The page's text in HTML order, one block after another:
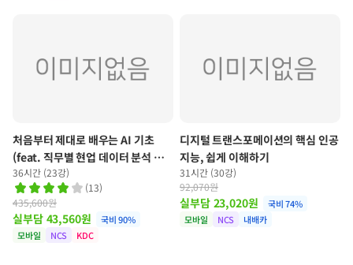
처음부터 제대로 배우는 AI 기초
(feat. 직무별 현업 데이터 분석 실
습)
36시간 (23강)
(13)
435,600원
실부담 43,560원 국비 90%
모바일
NCS KDC
디지털 트랜스포메이션의 핵심 인공
지능, 쉽게 이해하기
31시간 (30강)
92,070원
실부담 23,020원 국비 74%
모바일
NCS 내배카